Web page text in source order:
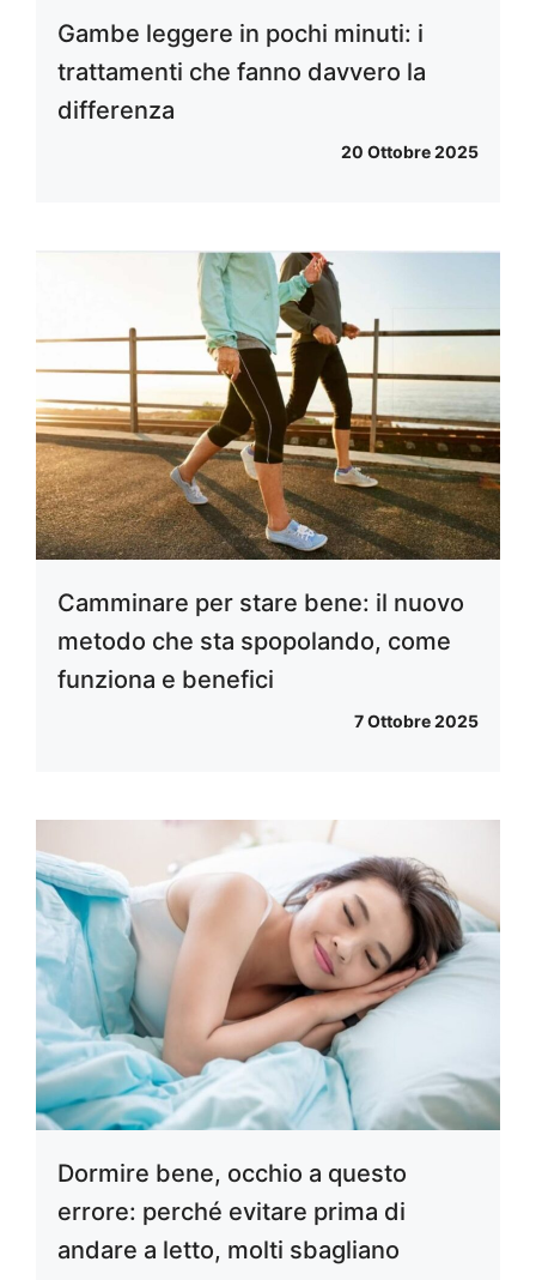
Gambe leggere in pochi minuti: i
trattamenti che fanno davvero la
differenza
20 Ottobre 2025
Camminare per stare bene: il nuovo
metodo che sta spopolando, come
funziona e benefici
7 Ottobre 2025
Dormire bene, occhio a questo
errore: perché evitare prima di
andare a letto, molti sbagliano